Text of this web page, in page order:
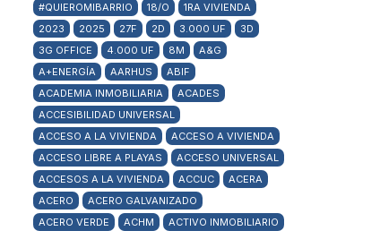
#QUIEROMIBARRIO
18/O
1RA VIVIENDA
2023
2025 27F 2D 3.000 UF
3D
3G OFFICE
4.000 UF 8M
A&G
A+ENERGÍA
AARHUS
ABIF
ACADEMIA INMOBILIARIA
ACADES
ACCESIBILIDAD UNIVERSAL
ACCESO A LA VIVIENDA
ACCESO A VIVIENDA
ACCESO LIBRE A PLAYAS
ACCESO UNIVERSAL
ACCESOS A LA VIVIENDA
ACCUC
ACERA
ACERO
ACERO GALVANIZADO
ACERO VERDE
ACHM
ACTIVO INMOBILIARIO